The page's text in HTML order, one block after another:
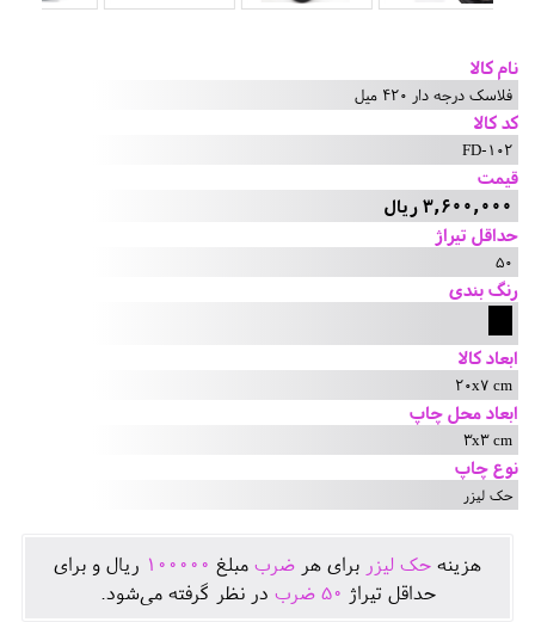
نام کالا
فلاسک درجه دار 420 میل
کد کالا
FD-102
قیمت
3,600,000 ریال
حداقل تیراژ
50
رنگ بندی
ابعاد کالا
20x7 cm
ابعاد محل چاپ
3x3 cm
نوع چاپ
حک لیزر
هزينه حک لیزر برای هر ضرب مبلغ 100000 ريال و برای
حداقل تيراژ 50 ضرب در نظر گرفته می‌شود.